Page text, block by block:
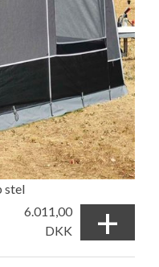
stel
6.011,00
DKK
+